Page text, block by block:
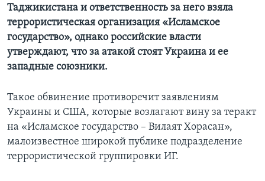
Таджикистана и ответственность за него взяла
террористическая организация «Исламское
государство», однако российские власти
утверждают, что за атакой стоят Украина и ее
западные союзники.
Такое обвинение противоречит заявлениям
Украины и США, которые возлагают вину за теракт
на «Исламское государство – Вилаят Хорасан»,
малоизвестное широкой публике подразделение
террористической группировки ИГ.